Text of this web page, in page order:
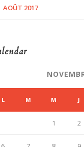
AOÛT 2017
L M M J
1 2